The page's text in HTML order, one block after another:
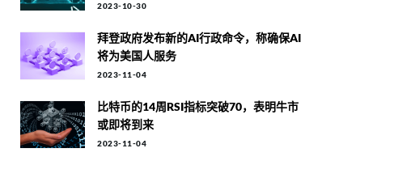
2023-10-30
拜登政府发布新的AI行政命令，称确保AI
将为美国人服务
2023-11-04
比特币的14周RSI指标突破70，表明牛市
或即将到来
2023-11-04